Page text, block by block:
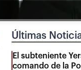
Últimas
El subteniente
comando de la